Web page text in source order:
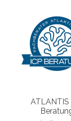
ATLANTIS